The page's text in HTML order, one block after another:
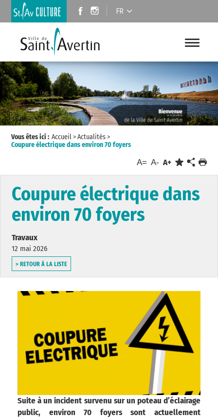
FR
Vous êtes ici : Accueil>Actualités>
Coupure électrique dans environ 70 foyers
A= A- A+
Coupure électrique dans
environ 70 foyers
Travaux
12 mai 2026
> RETOUR À LA LISTE
Suite à un incident survenu sur un poteau d’éclairage
public, environ 70 foyers sont actuellement